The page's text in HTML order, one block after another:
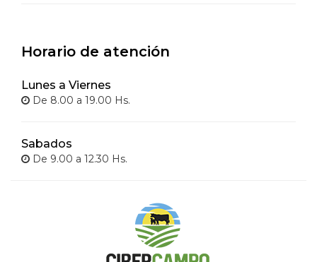
Horario de atención
Lunes a Viernes
De 8.00 a 19.00 Hs.
Sabados
De 9.00 a 12.30 Hs.